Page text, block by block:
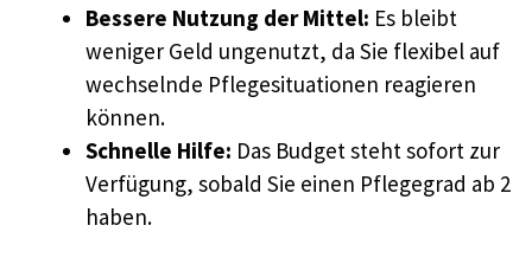
Bessere Nutzung der Mittel: Es bleibt
weniger Geld ungenutzt, da Sie flexibel auf
wechselnde Pflegesituationen reagieren
können.
Schnelle Hilfe: Das Budget steht sofort zur
Verfügung, sobald Sie einen Pflegegrad ab 2
haben.